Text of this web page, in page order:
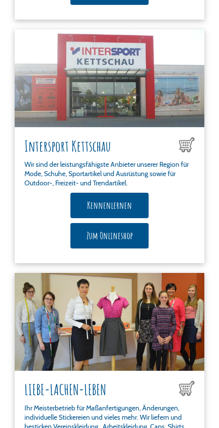
Intersport Kettschau
Wir sind der leistungsfähigste Anbieter unserer Region für
Mode, Schuhe, Sportartikel und Ausrüstung sowie für
Outdoor-, Freizeit- und Trendartikel.
Kennenlernen
Zum Onlineshop
LIEBE-LACHEN-LEBEN
Ihr Meisterbetrieb für Maßanfertigungen, Änderungen,
individuelle Stickereien und vieles mehr. Wir liefern und